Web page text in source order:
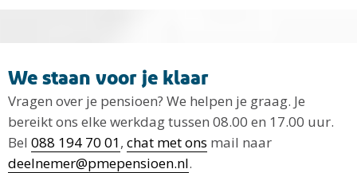
We staan voor je klaar
Vragen over je pensioen? We helpen je graag. Je
bereikt ons elke werkdag tussen 08.00 en 17.00 uur.
Bel 088 194 70 01, chat met ons mail naar
deelnemer@pmepensioen.nl.